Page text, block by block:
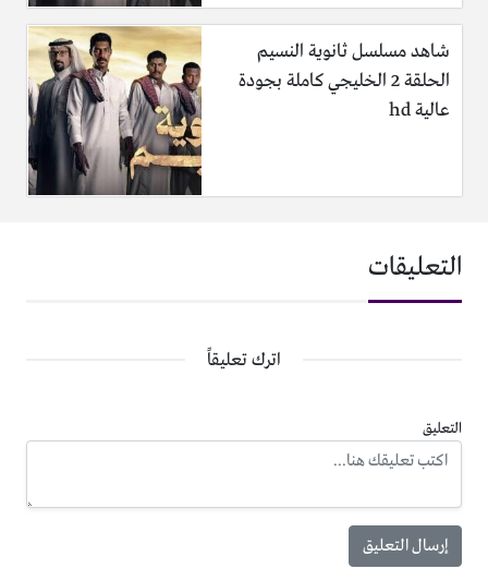
شاهد مسلسل ثانوية النسيم
الحلقة 2 الخليجي كاملة بجودة
عالية hd
التعليقات
اترك تعليقاً
التعليق